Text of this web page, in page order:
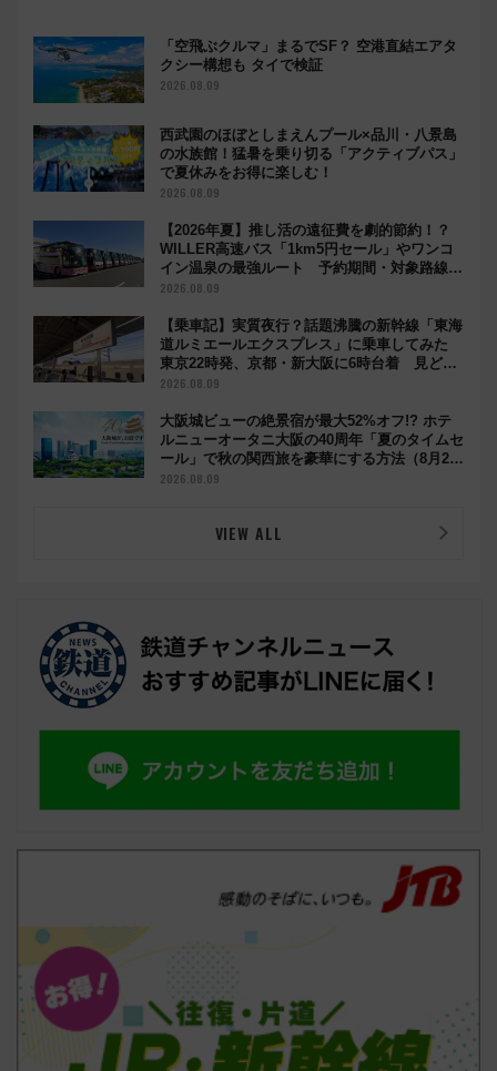
「空飛ぶクルマ」まるでSF？ 空港直結エアタ
クシー構想も タイで検証
2026.08.09
西武園のほぼとしまえんプール×品川・八景島
の水族館！猛暑を乗り切る「アクティブパス」
で夏休みをお得に楽しむ！
2026.08.09
【2026年夏】推し活の遠征費を劇的節約！？
WILLER高速バス「1km5円セール」やワンコ
イン温泉の最強ルート 予約期間・対象路線ま
とめ
2026.08.09
【乗車記】実質夜行？話題沸騰の新幹線「東海
道ルミエールエクスプレス」に乗車してみた
東京22時発、京都・新大阪に6時台着 見どこ
ろは岐阜羽島の素晴らし過ぎる朝
2026.08.09
大阪城ビューの絶景宿が最大52%オフ!? ホテ
ルニューオータニ大阪の40周年「夏のタイムセ
ール」で秋の関西旅を豪華にする方法（8月20
日まで！）
2026.08.09
VIEW ALL